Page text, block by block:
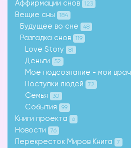
Аффирмации снов 123
Вещие сны 184
Будущее во сне 48
Разгадка снов 119
Love Story 81
Деньги 52
Моё подсознание - мой врач
Поступки людей 72
Семья 30
События 99
Книги проекта 6
Новости 76
Перекресток Миров Книга 7